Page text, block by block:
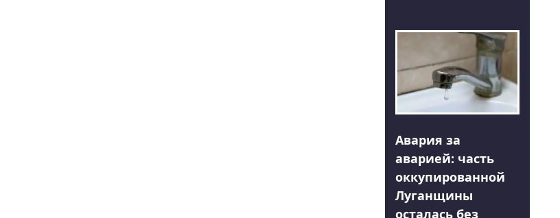
Авария за
аварией: часть
оккупированной
Луганщины
осталась без